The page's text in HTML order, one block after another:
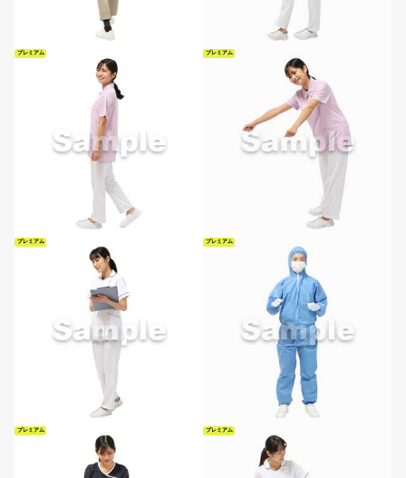
プレミアム プレミアム
プレミアム プレミアム
プレミアム プレミアム